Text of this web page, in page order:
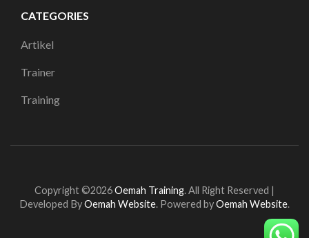
CATEGORIES
Artikel
Trainer
Training
Copyright ©2026Oemah Training.All Right Reserved |
Developed ByOemah Website. Powered byOemah Website.